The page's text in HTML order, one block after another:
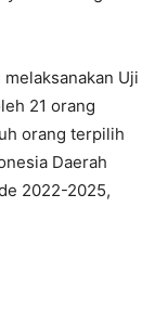
Uji
21 orang
orang terpilih
Daerah
2022-2025,